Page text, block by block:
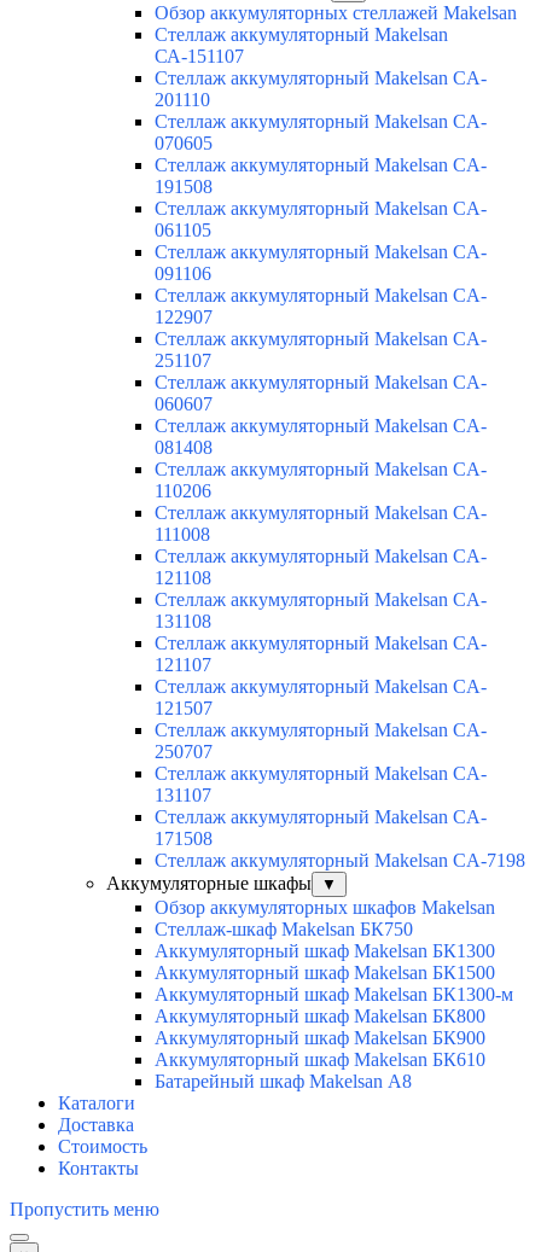
Обзор аккумуляторных стеллажей Makelsan
Стеллаж аккумуляторный Makelsan
СА-151107
Стеллаж аккумуляторный Makelsan CA-
201110
Стеллаж аккумуляторный Makelsan CA-
070605
Стеллаж аккумуляторный Makelsan CA-
191508
Стеллаж аккумуляторный Makelsan CA-
061105
Стеллаж аккумуляторный Makelsan CA-
091106
Стеллаж аккумуляторный Makelsan CA-
122907
Стеллаж аккумуляторный Makelsan CA-
251107
Стеллаж аккумуляторный Makelsan CA-
060607
Стеллаж аккумуляторный Makelsan CA-
081408
Стеллаж аккумуляторный Makelsan CA-
110206
Стеллаж аккумуляторный Makelsan CA-
111008
Стеллаж аккумуляторный Makelsan CA-
121108
Стеллаж аккумуляторный Makelsan CA-
131108
Стеллаж аккумуляторный Makelsan CA-
121107
Стеллаж аккумуляторный Makelsan CA-
121507
Стеллаж аккумуляторный Makelsan CA-
250707
Стеллаж аккумуляторный Makelsan CA-
131107
Стеллаж аккумуляторный Makelsan CA-
171508
Стеллаж аккумуляторный Makelsan CA-7198
Аккумуляторные шкафы
▼
Обзор аккумуляторных шкафов Makelsan
Стеллаж-шкаф Makelsan БК750
Аккумуляторный шкаф Makelsan БК1300
Аккумуляторный шкаф Makelsan БК1500
Аккумуляторный шкаф Makelsan БК1300-м
Аккумуляторный шкаф Makelsan БК800
Аккумуляторный шкаф Makelsan БК900
Аккумуляторный шкаф Makelsan БК610
Батарейный шкаф Makelsan А8
Каталоги
Доставка
Стоимость
Контакты
Пропустить меню